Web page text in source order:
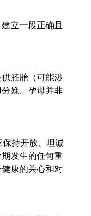
立一段正确且
胚胎（可能涉
娩。孕母并非
持开放、坦诚
发生的任何重
康的关心和对